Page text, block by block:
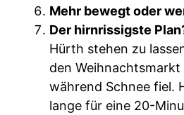
Mehr bewegt oder
Der hirnrissigste
Hürth stehen zu
den Weihnachtsmarkt
während Schnee fiel.
lange für eine 20-